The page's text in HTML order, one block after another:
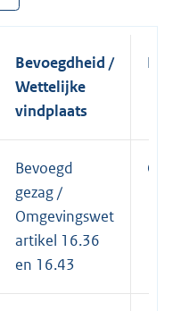
Bevoegdheid /
Wettelijke
vindplaats
Bevoegd
gezag /
Omgevingswet
artikel 16.36
en 16.43